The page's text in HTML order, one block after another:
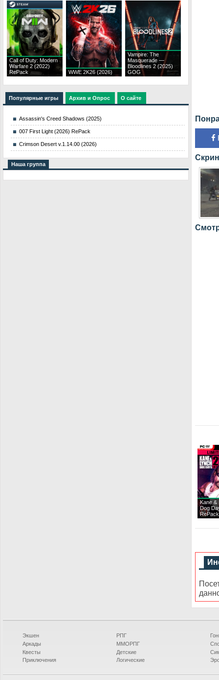
Call of Duty: Modern
Warfare 2 (2022)
RePack
WWE 2K26 (2026)
Vampire: The
Masquerade —
Bloodlines 2 (2025)
GOG
Популярные игры Архив и Опрос О сайте
Assassin's Creed Shadows (2025)
007 First Light (2026) RePack
Crimson Desert v.1.14.00 (2026)
Наша группа
Kane &
Dog
RePack
Экшен
Аркады
Квесты
Приключения
РПГ
ММОРПГ
Детские
Логические